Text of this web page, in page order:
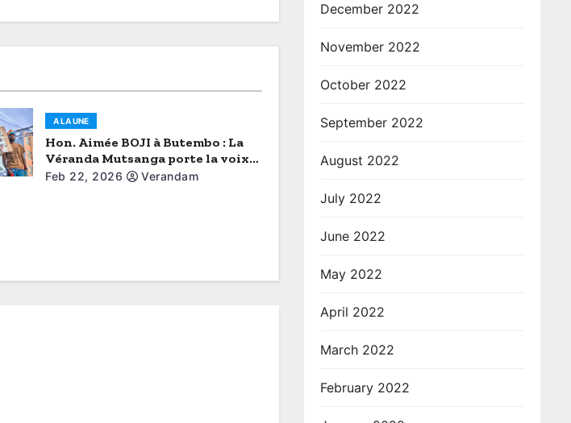
A LA UNE
Hon. Aimée BOJI à Butembo : La
Véranda Mutsanga porte la voix
du Grand Nord-Kivu
Feb 22, 2026 Verandam
December 2022
November 2022
October 2022
September 2022
August 2022
July 2022
June 2022
May 2022
April 2022
March 2022
February 2022